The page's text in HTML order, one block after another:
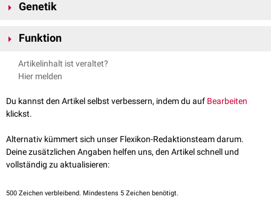
Genetik
10p12.31.
Funktion
Nebulette interagiert mit Tropomyosin
assoziierten Proteinen. Es ist notwendig für die
Artikelinhalt ist veraltet?
Hier melden
Du kannst den Artikel selbst verbessern, indem du auf Bearbeiten
klickst.
Alternativ kümmert sich unser Flexikon-Redaktionsteam darum.
Deine zusätzlichen Angaben helfen uns, den Artikel schnell und
vollständig zu aktualisieren:
500 Zeichen verbleibend. Mindestens 5 Zeichen benötigt.